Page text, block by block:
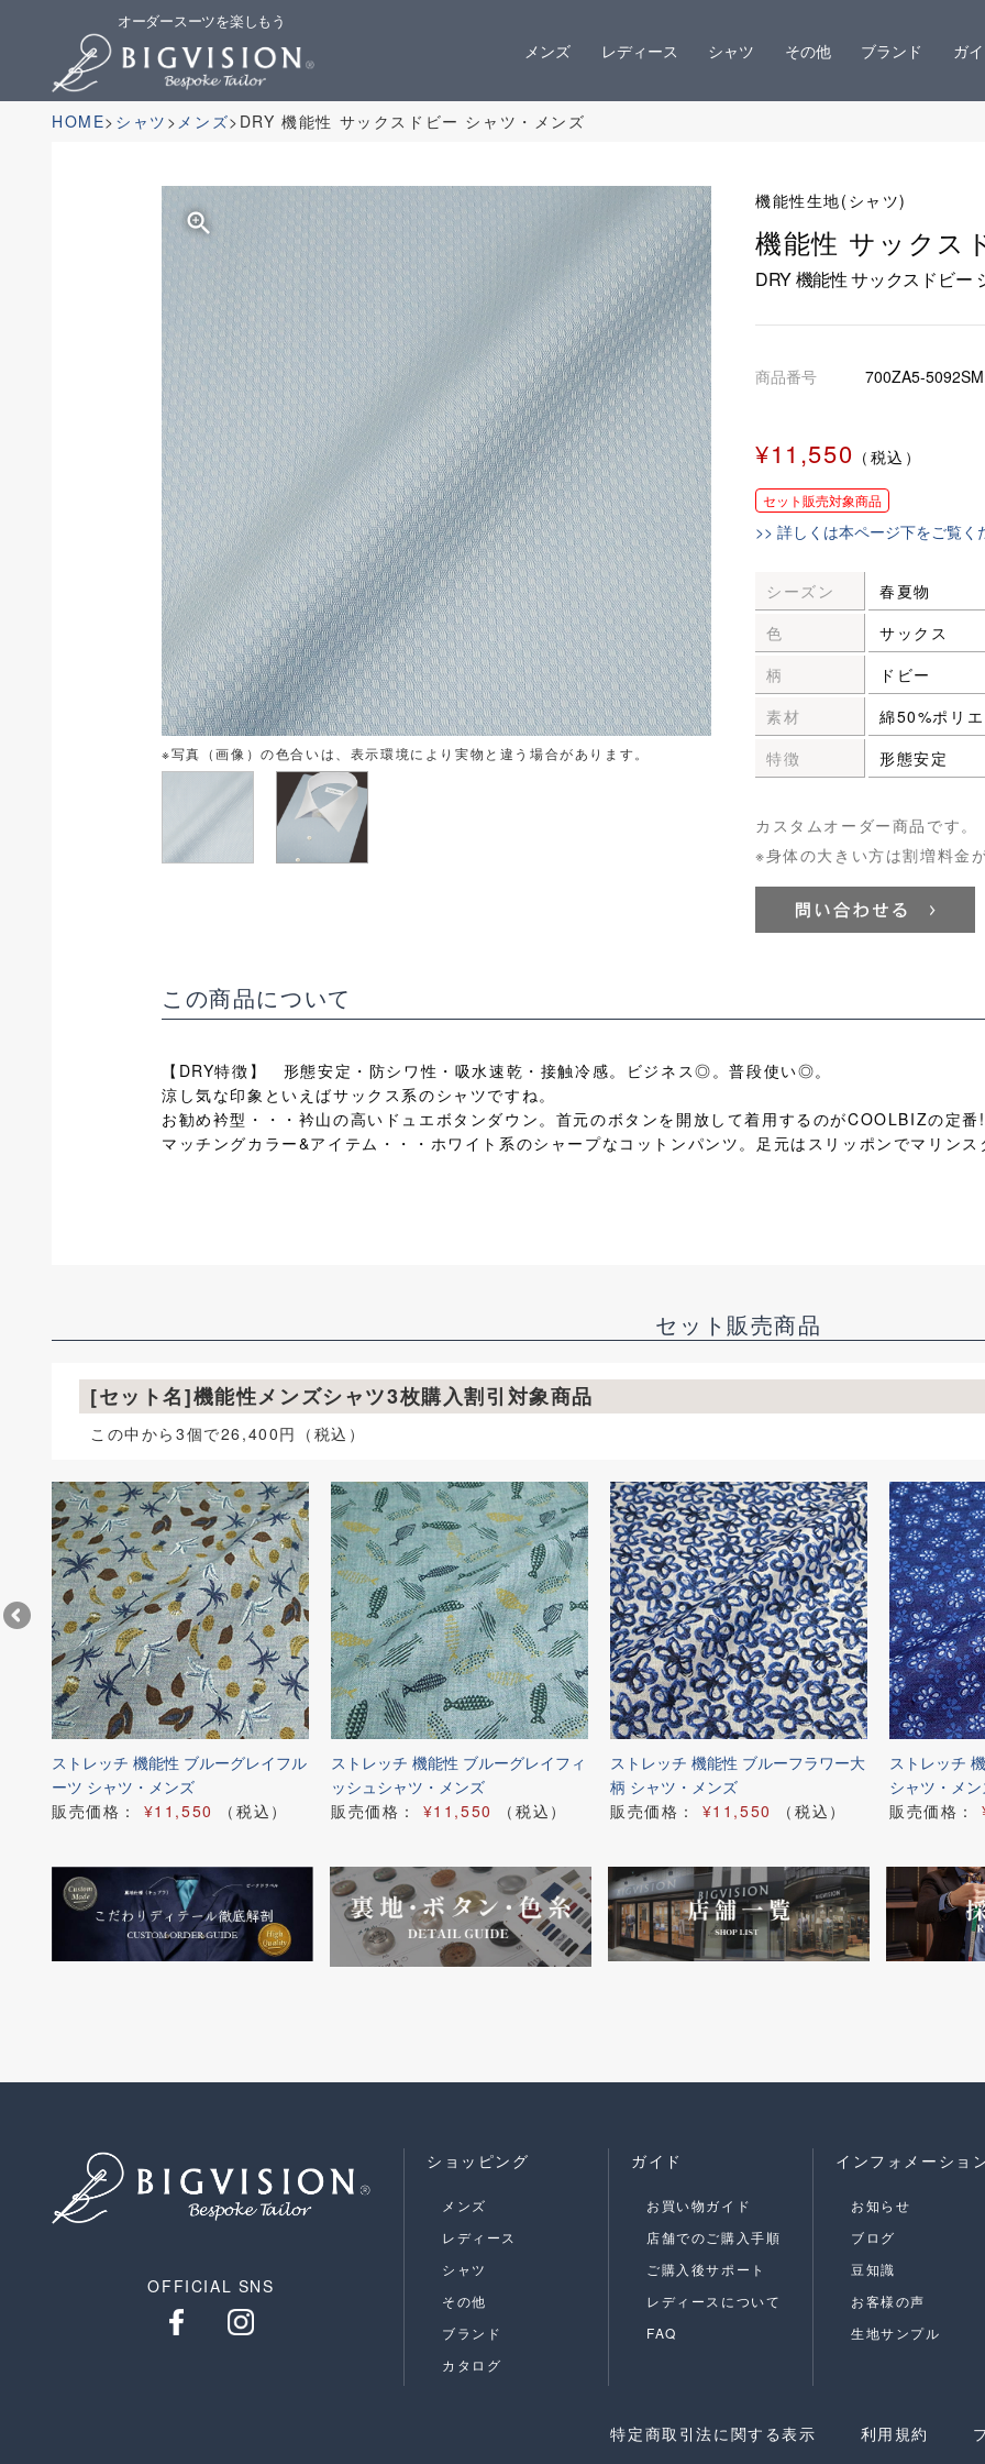
オーダースーツを楽しもう
メンズ レディース シャツ その他 ブランド ガ
HOME シャツ メンズ DRY 機能性 サックスドビー シャツ・メンズ
zoom_in
※写真（画像）の色合いは、表示環境により実物と違う場合があります。
機能性生地(シャツ)
機能性 サックス
DRY 機能性 サックスドビー
商品番号 700ZA5-5092SM
¥11,550 （税込）
セット販売対象商品
>> 詳しくは本ページ下をご覧く
シーズン
春夏物
色
サックス
柄
ドビー
素材
綿50%ポリ
特徴
形態安定
カスタムオーダー商品です。
※身体の大きい方は割増料金
この商品について
【DRY特徴】 形態安定・防シワ性・吸水速乾・接触冷感。ビジネス◎。普段使い◎。
涼し気な印象といえばサックス系のシャツですね。
お勧め衿型・・・衿山の高いドュエボタンダウン。首元のボタンを開放して着用するのがCOOLBIZの定番!
マッチングカラー&アイテム・・・ホワイト系のシャープなコットンパンツ。足元はスリッポンでマリン
セット販売商品
[セット名]機能性メンズシャツ3枚購入割引対象商品
この中から3個で26,400円（税込）
ストレッチ 機能性 ブルーグレイフル
ーツ シャツ・メンズ
販売価格： ¥11,550 （税込）
ストレッチ 機能性 ブルーグレイフィ
ッシュシャツ・メンズ
販売価格： ¥11,550 （税込）
ストレッチ 機能性 ブルーフラワー大
柄 シャツ・メンズ
販売価格： ¥11,550 （税込）
ストレッチ
シャツ・メ
販売価格：
OFFICIAL SNS
ショッピング
メンズ
レディース
シャツ
その他
ブランド
カタログ
ガイド
お買い物ガイド
店舗でのご購入手順
ご購入後サポート
レディースについて
FAQ
インフォメーショ
お知らせ
ブログ
豆知識
お客様の声
生地サンプル
特定商取引法に関する表示 利用規約